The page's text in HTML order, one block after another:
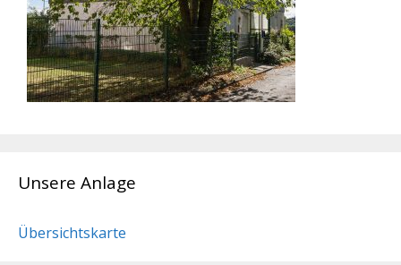
Unsere Anlage
Übersichtskarte